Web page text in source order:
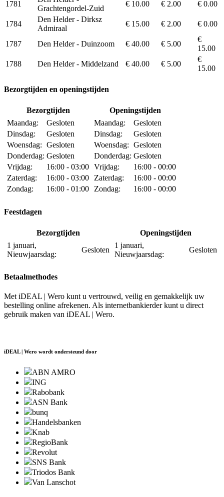
1781
Grachtengordel-Zuid
€ 10.00 € 2.00 € 0.00
1784
Den Helder - Dirksz
Admiraal
€ 15.00 € 2.00 € 0.00
1787 Den Helder - Duinzoom € 40.00 € 5.00
€
15.00
1788
Den Helder - Middelzand € 40.00 € 5.00
€
15.00
Bezorgtijden en openingstijden
Bezorgtijden
Openingstijden
Maandag:
Gesloten
Dinsdag:
Gesloten
Woensdag: Gesloten
Donderdag: Gesloten
Vrijdag:
16:00 - 03:00
Zaterdag:
16:00 - 03:00
Zondag:
16:00 - 01:00
Maandag:
Gesloten
Dinsdag:
Gesloten
Woensdag: Gesloten
Donderdag: Gesloten
Vrijdag:
16:00 - 00:00
Zaterdag:
16:00 - 00:00
Zondag:
16:00 - 00:00
Feestdagen
Bezorgtijden
Openingstijden
1 januari,
Nieuwjaarsdag:
Gesloten
1 januari,
Nieuwjaarsdag:
Gesloten
Betaalmethodes
Met iDEAL | Wero kunt u vertrouwd, veilig en gemakkelijk uw
bestelling online afrekenen. Als internetbankierder kunt u direct
gebruik maken van iDEAL | Wero.
iDEAL | Wero wordt ondersteund door
ABN AMRO
ING
Rabobank
ASN Bank
bunq
Handelsbanken
Knab
RegioBank
Revolut
SNS Bank
Triodos Bank
Van Lanschot